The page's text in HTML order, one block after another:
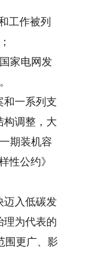
工作被列
家电网发
一系列支
构调整，大
期装机容
性公约》
入低碳发
理为代表的
围更广、影